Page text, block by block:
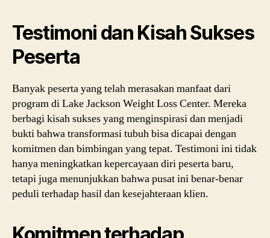
Testimoni dan Kisah Sukses
Peserta
Banyak peserta yang telah merasakan manfaat dari
program di Lake Jackson Weight Loss Center. Mereka
berbagi kisah sukses yang menginspirasi dan menjadi
bukti bahwa transformasi tubuh bisa dicapai dengan
komitmen dan bimbingan yang tepat. Testimoni ini tidak
hanya meningkatkan kepercayaan diri peserta baru,
tetapi juga menunjukkan bahwa pusat ini benar-benar
peduli terhadap hasil dan kesejahteraan klien.